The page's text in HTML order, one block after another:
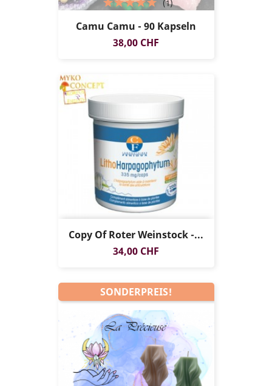
Camu Camu - 90 Kapseln
Preis
38,00 CHF
(1)
Copy Of Roter Weinstock -...
Preis
34,00 CHF
SONDERPREIS!